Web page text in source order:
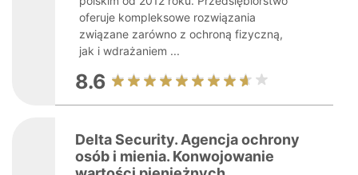
oferuje kompleksowe rozwiązania
związane zarówno z ochroną fizyczną,
jak i wdrażaniem ...
8.6
Delta Security. Agencja ochrony
osób i mienia. Konwojowanie